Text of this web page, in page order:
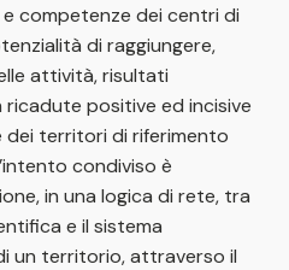
competenze dei centri di
di raggiungere,
attività, risultati
positive ed incisive
dei territori di riferimento
condiviso è
in una logica di rete, tra
e il sistema
un territorio, attraverso il